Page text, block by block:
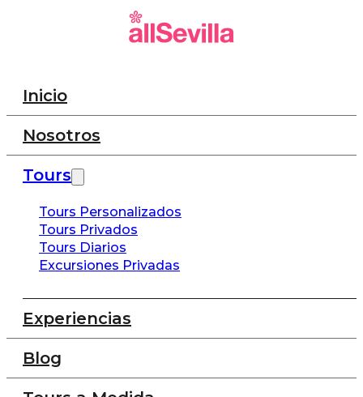
Inicio
Nosotros
Tours
Tours Personalizados
Tours Privados
Tours Diarios
Excursiones Privadas
Experiencias
Blog